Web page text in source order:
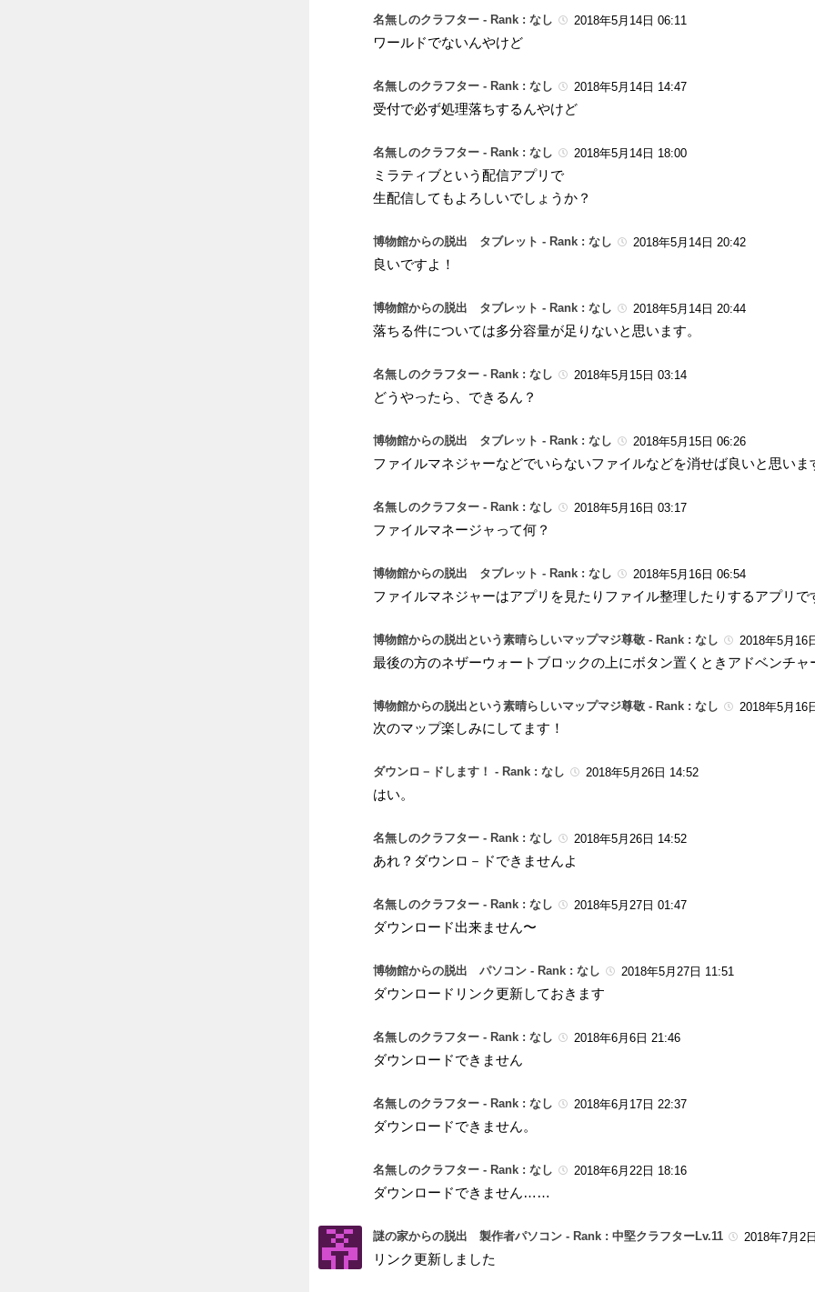
名無しのクラフター - Rank : なし 2018年5月14日 06:11
ワールドでないんやけど
名無しのクラフター - Rank : なし 2018年5月14日 14:47
受付で必ず処理落ちするんやけど
名無しのクラフター - Rank : なし 2018年5月14日 18:00
ミラティブという配信アプリで
生配信してもよろしいでしょうか？
博物館からの脱出 タブレット - Rank : なし 2018年5月14日 20:42
良いですよ！
博物館からの脱出 タブレット - Rank : なし 2018年5月14日 20:44
落ちる件については多分容量が足りないと思います。
名無しのクラフター - Rank : なし 2018年5月15日 03:14
どうやったら、できるん？
博物館からの脱出 タブレット - Rank : なし 2018年5月15日 06:26
ファイルマネジャーなどでいらないファイルなどを消せば良いと思いま
名無しのクラフター - Rank : なし 2018年5月16日 03:17
ファイルマネージャって何？
博物館からの脱出 タブレット - Rank : なし 2018年5月16日 06:54
ファイルマネジャーはアプリを見たりファイル整理したりするアプリで
博物館からの脱出という素晴らしいマップマジ尊敬 - Rank : なし 2018年5月16
最後の方のネザーウォートブロックの上にボタン置くときアドベンチ
博物館からの脱出という素晴らしいマップマジ尊敬 - Rank : なし 2018年5月16
次のマップ楽しみにしてます！
ダウンロ－ドします！ - Rank : なし 2018年5月26日 14:52
はい。
名無しのクラフター - Rank : なし 2018年5月26日 14:52
あれ？ダウンロ－ドできませんよ
名無しのクラフター - Rank : なし 2018年5月27日 01:47
ダウンロード出来ません〜
博物館からの脱出 パソコン - Rank : なし 2018年5月27日 11:51
ダウンロードリンク更新しておきます
名無しのクラフター - Rank : なし 2018年6月6日 21:46
ダウンロードできません
名無しのクラフター - Rank : なし 2018年6月17日 22:37
ダウンロードできません。
名無しのクラフター - Rank : なし 2018年6月22日 18:16
ダウンロードできません……
謎の家からの脱出 製作者パソコン - Rank : 中堅クラフターLv.11 2018年7月2
リンク更新しました